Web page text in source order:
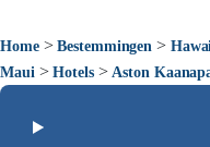
Home>Bestemmingen >
Maui >Hotels> Aston